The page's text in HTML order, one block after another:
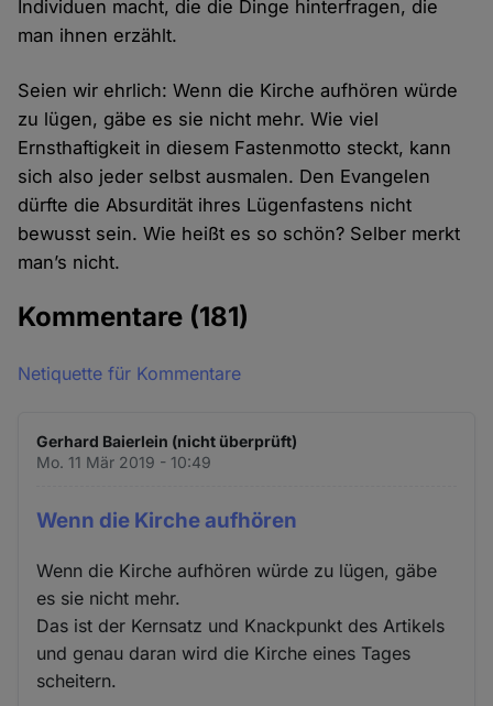
Individuen macht, die die Dinge hinterfragen, die
man ihnen erzählt.
Seien wir ehrlich: Wenn die Kirche aufhören würde
zu lügen, gäbe es sie nicht mehr. Wie viel
Ernsthaftigkeit in diesem Fastenmotto steckt, kann
sich also jeder selbst ausmalen. Den Evangelen
dürfte die Absurdität ihres Lügenfastens nicht
bewusst sein. Wie heißt es so schön? Selber merkt
man’s nicht.
Kommentare (181)
Netiquette für Kommentare
Gerhard Baierlein (nicht überprüft)
Mo. 11 Mär 2019 - 10:49
Wenn die Kirche aufhören
Wenn die Kirche aufhören würde zu lügen, gäbe
es sie nicht mehr.
Das ist der Kernsatz und Knackpunkt des Artikels
und genau daran wird die Kirche eines Tages
scheitern.